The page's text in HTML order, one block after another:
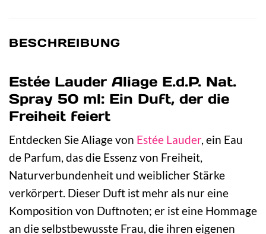
BESCHREIBUNG
Estée Lauder Aliage E.d.P. Nat.
Spray 50 ml: Ein Duft, der die
Freiheit feiert
Entdecken Sie Aliage von Estée Lauder, ein Eau
de Parfum, das die Essenz von Freiheit,
Naturverbundenheit und weiblicher Stärke
verkörpert. Dieser Duft ist mehr als nur eine
Komposition von Duftnoten; er ist eine Hommage
an die selbstbewusste Frau, die ihren eigenen